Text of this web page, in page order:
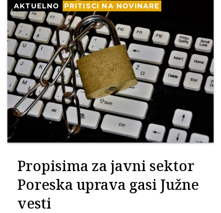
AKTUELNO PRITISCI NA NOVINARE
Propisima za javni sektor
Poreska uprava gasi Južne
vesti